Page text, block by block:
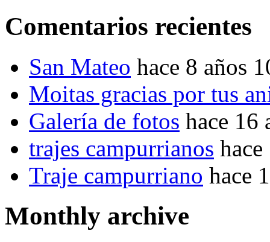
Comentarios recientes
San Mateo hace 8 años
Moitas gracias por tus
Galería de fotos hace 16
trajes campurrianos
Traje campurriano hace
Monthly archive